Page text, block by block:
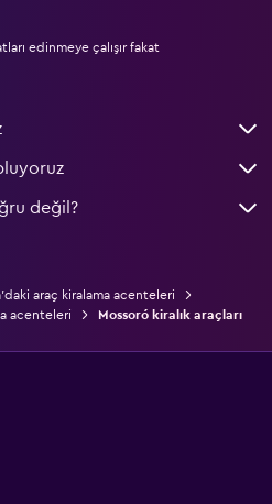
edinmeye çalışır fakat
değil?
araç kiralama acenteleri
acenteleri
Mossoró kiralık araçları